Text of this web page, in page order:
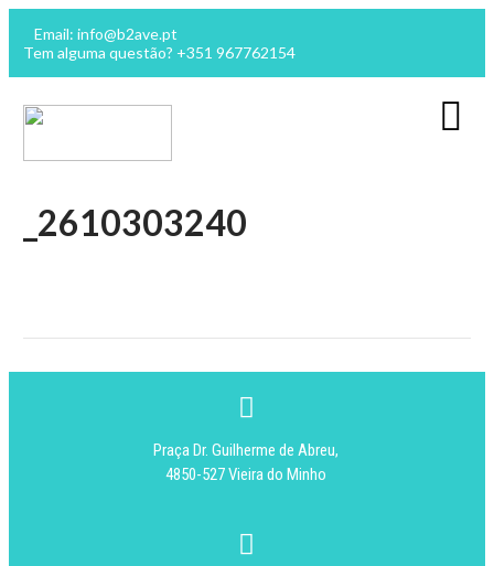
Email: info@b2ave.pt
Tem alguma questão? +351 967762154
_2610303240
Praça Dr. Guilherme de Abreu,
4850-527 Vieira do Minho